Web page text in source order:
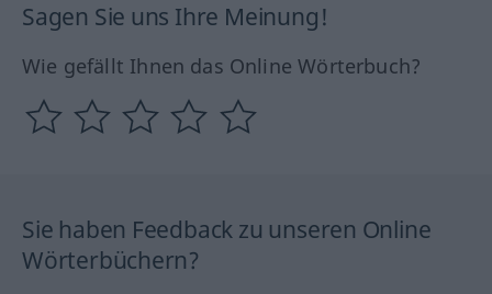
Sagen Sie uns Ihre Meinung!
Wie gefällt Ihnen das Online Wörterbuch?
Sie haben Feedback zu unseren Online
Wörterbüchern?